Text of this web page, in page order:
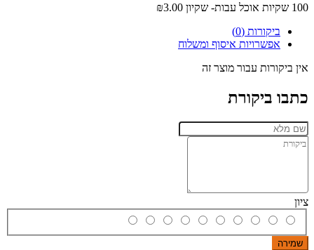
100 שקיות אוכל עבות- שקיון
₪3.00
ביקורות (0)
אפשרויות איסוף ומשלוח
אין ביקורות עבור מוצר זה
כתבו ביקורת
ציון
שמירה